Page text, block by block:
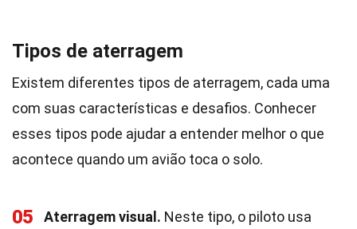
Tipos de aterragem
Existem diferentes tipos de aterragem, cada uma
com suas características e desafios. Conhecer
esses tipos pode ajudar a entender melhor o que
acontece quando um avião toca o solo.
05 Aterragem visual. Neste tipo, o piloto usa